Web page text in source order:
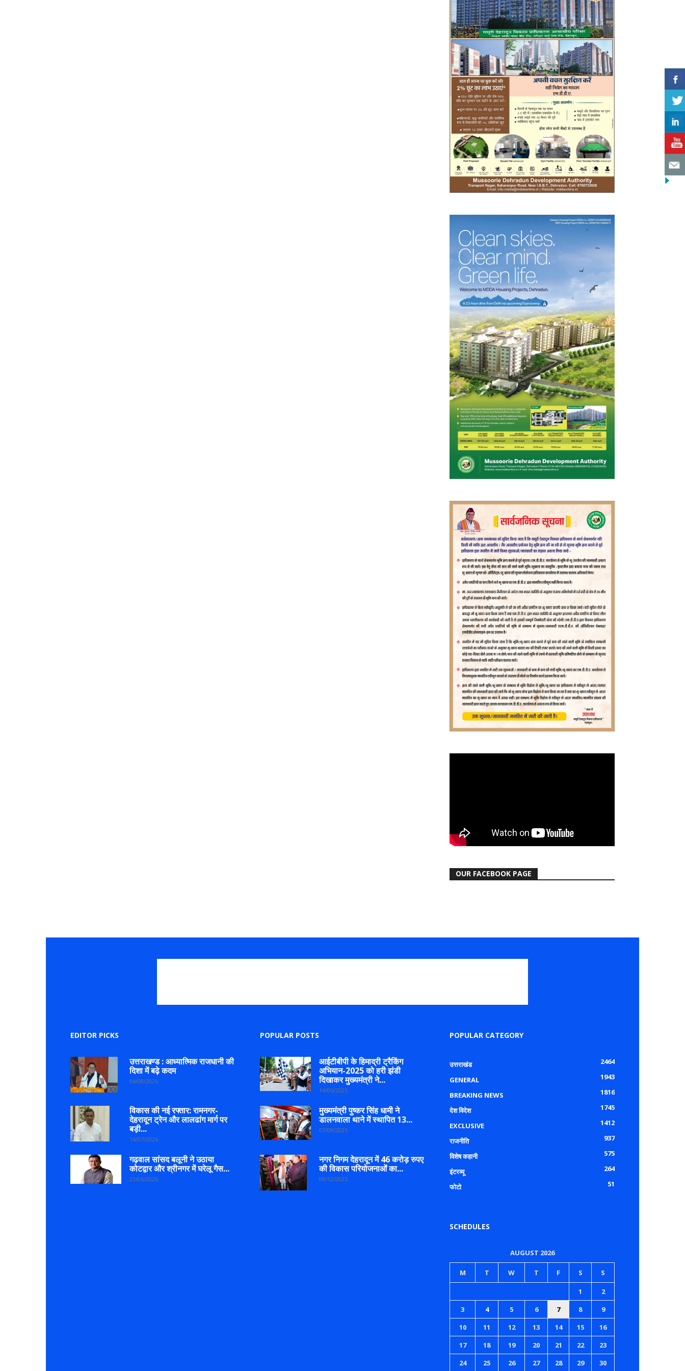
OUR FACEBOOK PAGE
EDITOR PICKS
उत्तराखण्ड : आध्यात्मिक राजधानी की
दिशा में बढ़े कदम
04/08/2026
विकास की नई रफ्तार: रामनगर-
देहरादून ट्रेन और लालढांग मार्ग पर
बड़ी...
14/07/2026
गढ़वाल सांसद बलूनी ने उठाया
कोटद्वार और श्रीनगर में घरेलू गैस...
23/06/2026
POPULAR POSTS
आईटीबीपी के हिमाद्री ट्रैकिंग
अभियान-2025 को हरी झंडी
दिखाकर मुख्यमंत्री ने...
14/06/2025
मुख्यमंत्री पुष्कर सिंह धामी ने
डालनवाला थाने में स्थापित 13...
07/09/2025
नगर निगम देहरादून में 46 करोड़ रुपए
की विकास परियोजनाओं का...
09/12/2025
POPULAR CATEGORY
उत्तराखंड
2464
GENERAL
1943
BREAKING NEWS
1816
देश विदेश
1745
EXCLUSIVE
1412
राजनीति
937
विशेष कहानी
575
इंटरव्यू
264
फोटो
51
SCHEDULES
AUGUST 2026
M T W T F S S
1
2
3
4 5 6 7 8
9
10
11 12 13 14 15
16
17
18 19 20 21 22
23
24
25 26 27 28 29 30